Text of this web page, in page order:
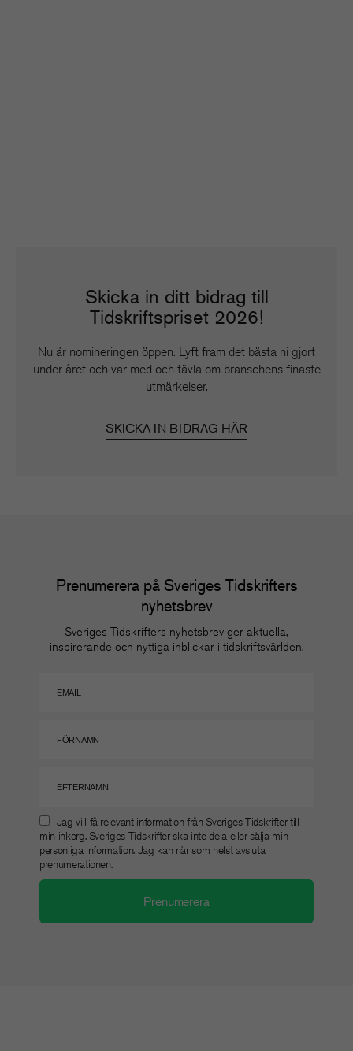
Skicka in ditt bidrag till
Tidskriftspriset 2026!
Nu är nomineringen öppen. Lyft fram det bästa ni gjort
under året och var med och tävla om branschens finaste
utmärkelser.
SKICKA IN BIDRAG HÄR
Prenumerera på Sveriges Tidskrifters
nyhetsbrev
Sveriges Tidskrifters nyhetsbrev ger aktuella,
inspirerande och nyttiga inblickar i tidskriftsvärlden.
Jag vill få relevant information från Sveriges Tidskrifter till
min inkorg. Sveriges Tidskrifter ska inte dela eller sälja min
personliga information. Jag kan när som helst avsluta
prenumerationen.